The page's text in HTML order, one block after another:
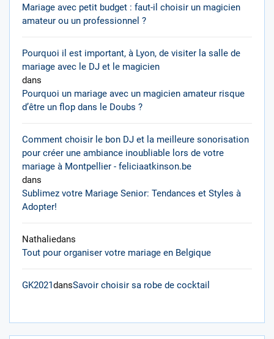
Mariage avec petit budget : faut-il choisir un magicien
amateur ou un professionnel ?
Pourquoi il est important, à Lyon, de visiter la salle de
mariage avec le DJ et le magicien
dans
Pourquoi un mariage avec un magicien amateur risque
d’être un flop dans le Doubs ?
Comment choisir le bon DJ et la meilleure sonorisation
pour créer une ambiance inoubliable lors de votre
mariage à Montpellier - feliciaatkinson.be
dans
Sublimez votre Mariage Senior: Tendances et Styles à
Adopter!
Nathaliedans
Tout pour organiser votre mariage en Belgique
GK2021dansSavoir choisir sa robe de cocktail